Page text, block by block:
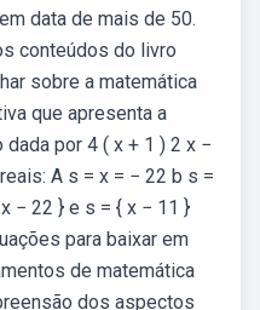
data de mais de 50.
conteúdos do livro
sobre a matemática
que apresenta a
por 4 ( x + 1 ) 2 x −
A s = x = − 22 b s =
− 22 } e s = { x − 11 }
para baixar em
de matemática
dos aspectos